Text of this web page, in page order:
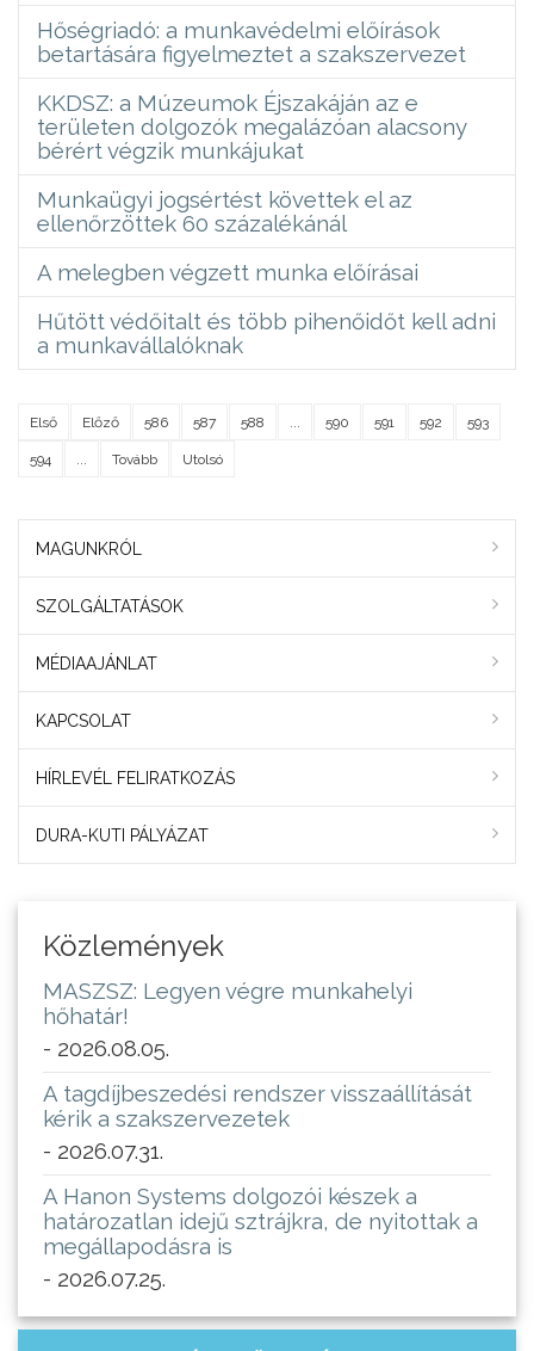
Hőségriadó: a munkavédelmi előírások
betartására figyelmeztet a szakszervezet
KKDSZ: a Múzeumok Éjszakáján az e
területen dolgozók megalázóan alacsony
bérért végzik munkájukat
Munkaügyi jogsértést követtek el az
ellenőrzöttek 60 százalékánál
A melegben végzett munka előírásai
Hűtött védőitalt és több pihenőidőt kell adni
a munkavállalóknak
Első Előző 586 587 588 590 591 592 593
594 Tovább Utolsó
MAGUNKRÓL
SZOLGÁLTATÁSOK
MÉDIAAJÁNLAT
KAPCSOLAT
HÍRLEVÉL FELIRATKOZÁS
DURA-KUTI PÁLYÁZAT
Közlemények
MASZSZ: Legyen végre munkahelyi
hőhatár!
- 2026.08.05.
A tagdíjbeszedési rendszer visszaállítását
kérik a szakszervezetek
- 2026.07.31.
A Hanon Systems dolgozói készek a
határozatlan idejű sztrájkra, de nyitottak a
megállapodásra is
- 2026.07.25.